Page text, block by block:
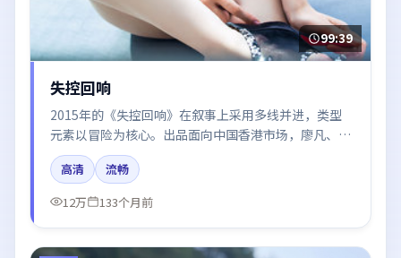
99:39
失控回响
2015年的《失控回响》在叙事上采用多线并进，类型
元素以冒险为核心。出品面向中国香港市场，廖凡、朱
一龙、章子怡、张子枫、沈腾所饰角色推动关键反转，
结尾留白引发讨论。
高清
流畅
12万
133个月前